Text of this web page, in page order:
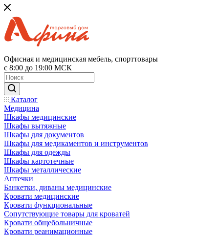
Офисная и медицинская мебель, спорттовары
с 8:00 до 19:00 МСК
Каталог
Медицина
Шкафы медицинские
Шкафы вытяжные
Шкафы для документов
Шкафы для медикаментов и инструментов
Шкафы для одежды
Шкафы картотечные
Шкафы металлические
Аптечки
Банкетки, диваны медицинские
Кровати медицинские
Кровати функциональные
Сопутствующие товары для кроватей
Кровати общебольничные
Кровати реанимационные